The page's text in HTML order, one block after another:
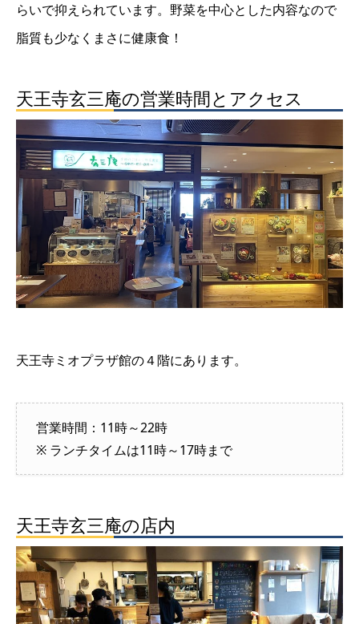
らいで抑えられています。野菜を中心とした内容なので
脂質も少なくまさに健康食！
天王寺玄三庵の営業時間とアクセス
天王寺ミオプラザ館の４階にあります。
営業時間：11時～22時
※ ランチタイムは11時～17時まで
天王寺玄三庵の店内